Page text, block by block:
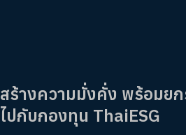
สร้างความมั่งคั่ง พร้อมย
ไปกับกองทุน ThaiESG